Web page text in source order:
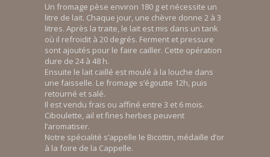
Un fromage pèse environ 180 g et nécessite un
litre de lait. Chaque jour, une chèvre donne 2 à 3
litres. Après la traite, le lait est mis dans un tank
où il refroidit à 20 degrés. Ferment et pressure
sont ajoutés pour le faire cailler. Cette opération
dure de 24 à 48 h.
Ensuite le lait caillé est moulé à la louche dans
une faisselle. Le fromage s’égoutte 12h, puis
retourné et salé.
Il est vendu frais ou affiné entre 3 et 6 mois.
Ciboulette, ail et fines herbes peuvent
l’aromatiser.
Notre spécialité s’appelle le Bicottin, médaille d’or
à la foire de la Cappelle.